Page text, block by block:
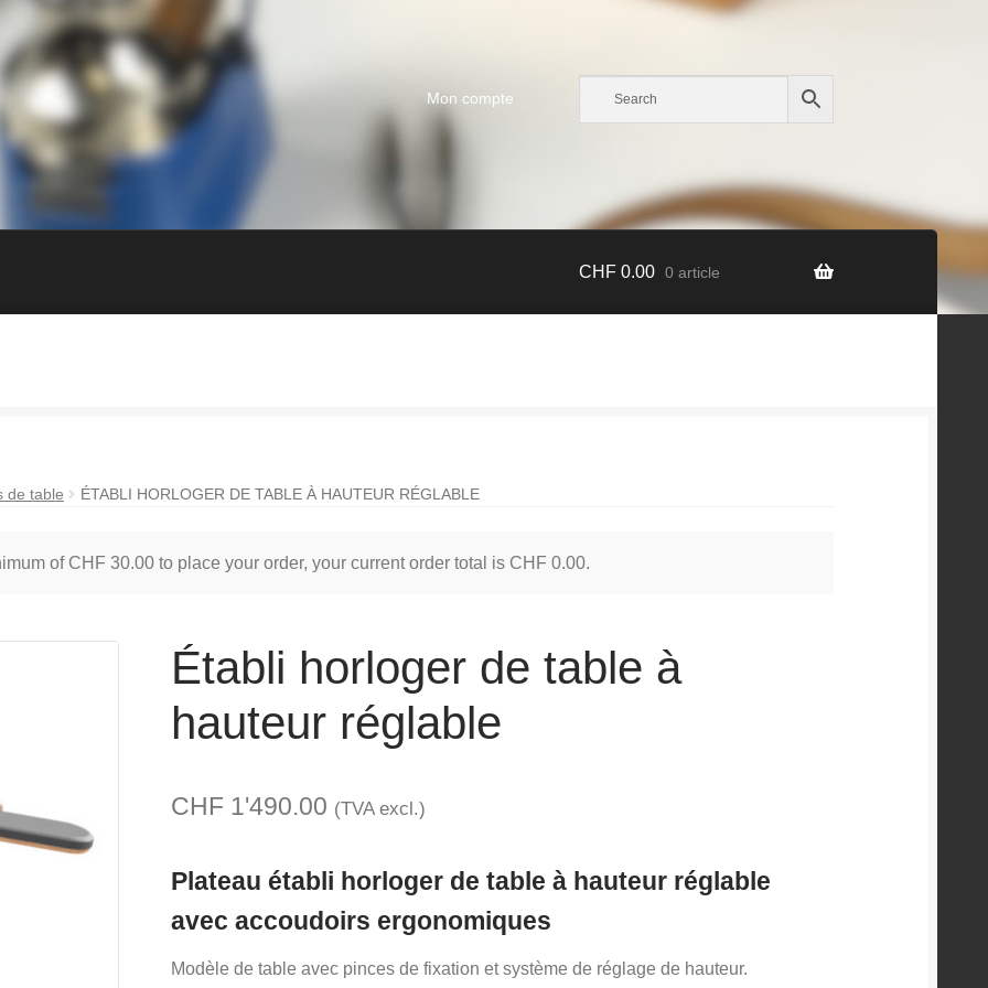
Mon compte
CHF0.00 0 article
de table ÉTABLI HORLOGER DE TABLE À HAUTEUR RÉGLABLE
of CHF 30.00to place your order, your current order total is CHF 0.00.
Établi horloger de table à
hauteur réglable
CHF 1'490.00 (TVA excl.)
Plateau établi horloger de table à hauteur réglable
avec accoudoirs ergonomiques
Modèle de table avec pinces de fixation et système de réglage de hauteur.